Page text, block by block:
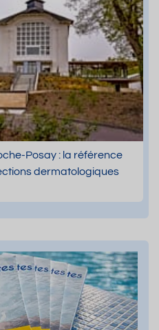
Posay : la référence
dermatologiques